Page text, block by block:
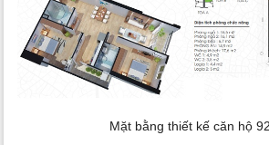
Mặt bằng thiết kế căn hộ